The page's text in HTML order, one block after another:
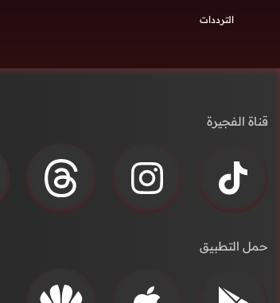
الترددات
قناة الفجيرة
حمل التطبيق